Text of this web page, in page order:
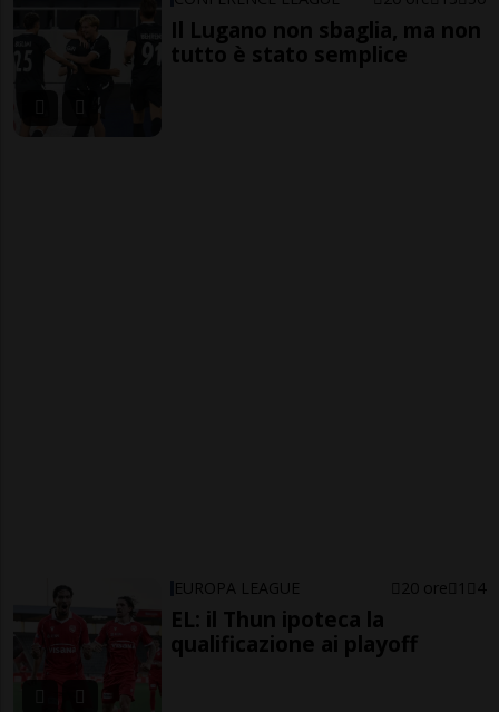
Il Lugano non sbaglia, ma non
tutto è stato semplice
EUROPA LEAGUE 20 ore 1 4
EL: il Thun ipoteca la
qualificazione ai playoff